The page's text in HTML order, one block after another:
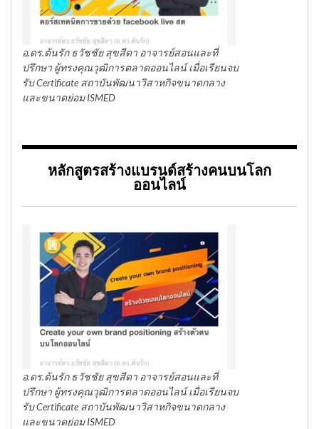
อ.ดร.ต้นรัก ธวัชชัย สุขสีดา อาจารย์สอนและที่
ปรึกษา ผู้ทรงคุณวุฒิการตลาดออนไลน์ เมื่อเรียนจบ
รับ Certificate สถาบันพัฒนาวิสาหกิจขนาดกลาง
และขนาดย่อม ISMED
หลักสูตรสร้างแบรนด์สร้างคนบนโลก
ออนไลน์
อ.ดร.ต้นรัก ธวัชชัย สุขสีดา อาจารย์สอนและที่
ปรึกษา ผู้ทรงคุณวุฒิการตลาดออนไลน์ เมื่อเรียนจบ
รับ Certificate สถาบันพัฒนาวิสาหกิจขนาดกลาง
และขนาดย่อม ISMED